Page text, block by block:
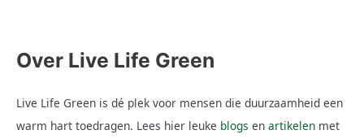
Over Live Life Green
Live Life Green is dé plek voor mensen die duurzaamheid een
warm hart toedragen. Lees hier leuke blogs en artikelen met